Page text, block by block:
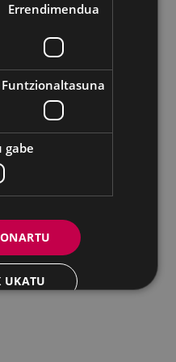
guztiak
11 | 20600 Eibar
943 70 84 40
L01200300
Errendimendua
Funtzionaltasuna
gabe
UKATU